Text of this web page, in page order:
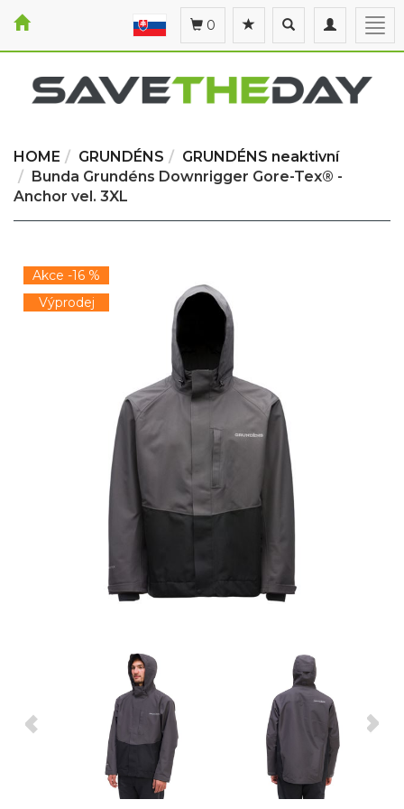
Toggle
navigation
Toggle
search
0
HOME GRUNDÉNS
GRUNDÉNS neaktivní
Bunda Grundéns Downrigger Gore-Tex® -
Anchor vel. 3XL
Akce -16 %
Výprodej